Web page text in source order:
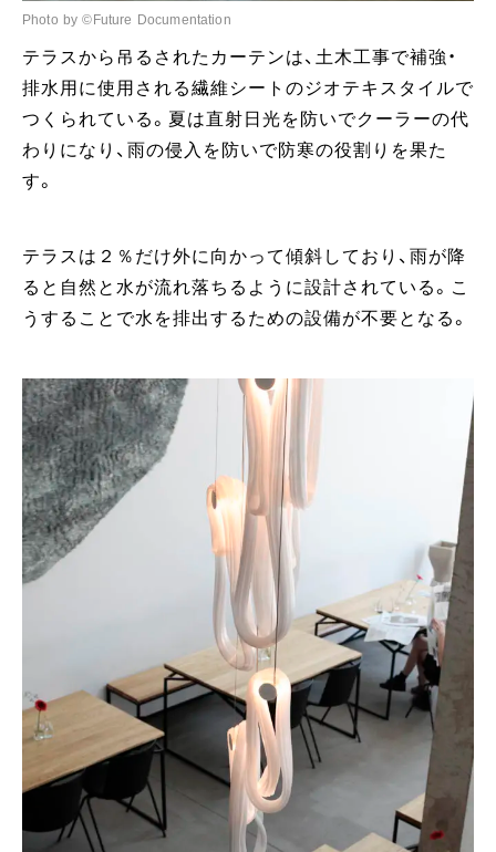
Photo by ©Future Documentation
テラスから吊るされたカーテンは、土木工事で補強・
排水用に使用される繊維シートのジオテキスタイルで
つくられている。夏は直射日光を防いでクーラーの代
わりになり、雨の侵入を防いで防寒の役割りを果た
す。
テラスは２％だけ外に向かって傾斜しており、雨が降
ると自然と水が流れ落ちるように設計されている。こ
うすることで水を排出するための設備が不要となる。